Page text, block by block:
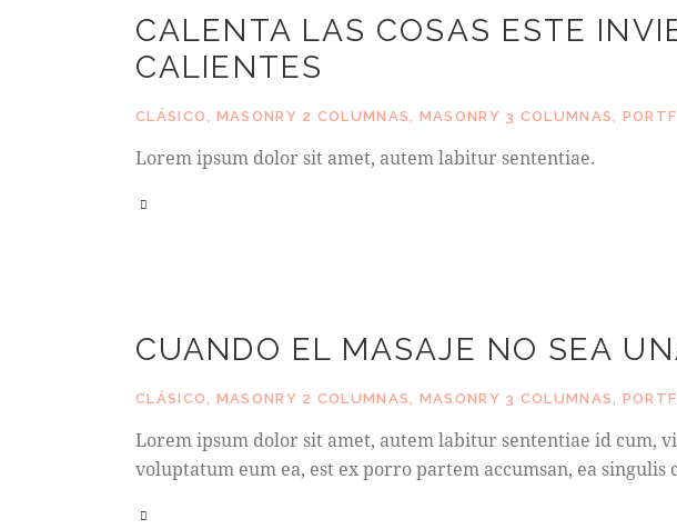
CALENTA LAS COSAS ESTE
CALIENTES
CLÁSICO , MASONRY 2 COLUMNAS , MASONRY 3 COLUMNAS ,
Lorem ipsum dolor sit amet, autem labitur sententiae.
CUANDO EL MASAJE NO SEA
CLÁSICO , MASONRY 2 COLUMNAS , MASONRY 3 COLUMNAS ,
Lorem ipsum dolor sit amet, autem labitur sententiae id cum,
voluptatum eum ea, est ex porro partem accumsan, ea